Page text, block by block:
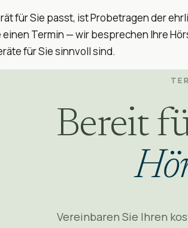
für Sie passt, ist Probetragen der
Termin — wir besprechen Ihre
für Sie sinnvoll sind.
Bereit
Vereinbaren Sie Ihren